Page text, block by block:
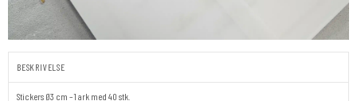
BESKRIVELSE
Stickers Ø3 cm – 1 ark med 40 stk.